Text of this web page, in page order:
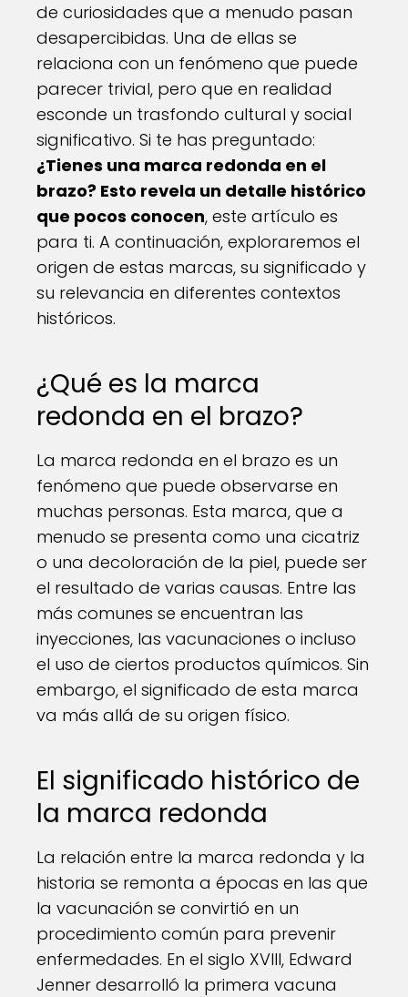
de curiosidades que a menudo pasan
desapercibidas. Una de ellas se
relaciona con un fenómeno que puede
parecer trivial, pero que en realidad
esconde un trasfondo cultural y social
significativo. Si te has preguntado:
¿Tienes una marca redonda en el
brazo? Esto revela un detalle histórico
que pocos conocen, este artículo es
para ti. A continuación, exploraremos el
origen de estas marcas, su significado y
su relevancia en diferentes contextos
históricos.
¿Qué es la marca
redonda en el brazo?
La marca redonda en el brazo es un
fenómeno que puede observarse en
muchas personas. Esta marca, que a
menudo se presenta como una cicatriz
o una decoloración de la piel, puede ser
el resultado de varias causas. Entre las
más comunes se encuentran las
inyecciones, las vacunaciones o incluso
el uso de ciertos productos químicos. Sin
embargo, el significado de esta marca
va más allá de su origen físico.
El significado histórico de
la marca redonda
La relación entre la marca redonda y la
historia se remonta a épocas en las que
la vacunación se convirtió en un
procedimiento común para prevenir
enfermedades. En el siglo XVIII, Edward
Jenner desarrolló la primera vacuna